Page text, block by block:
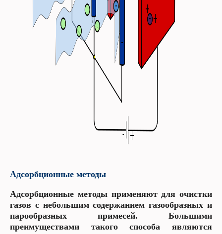
Адсорбционные методы
Адсорбционные методы применяют для очистки
газов с небольшим содержанием газообразных и
парообразных примесей. Большими
преимуществами такого способа являются